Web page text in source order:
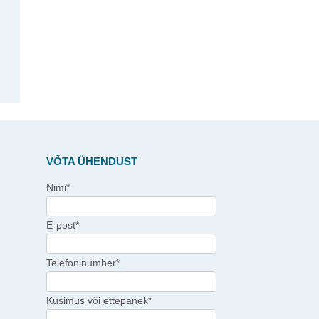
VÕTA ÜHENDUST
Nimi*
E-post*
Telefoninumber*
Küsimus või ettepanek*